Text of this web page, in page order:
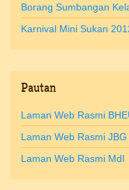
Borang Sumbangan
Karnival Mini Sukan
Pautan
Laman Web Rasmi
Laman Web Rasmi JBG
Laman Web Rasmi MdI